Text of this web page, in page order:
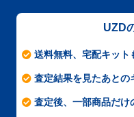
UZD
送料無料、宅配キット
査定結果を見たあとの
査定後、一部商品だけ